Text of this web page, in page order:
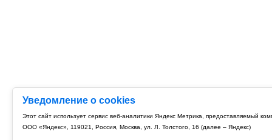
Уведомление о cookies
Этот сайт использует сервис веб-аналитики Яндекс Метрика, предоставляемый
ООО «Яндекс», 119021, Россия, Москва, ул. Л. Толстого, 16 (далее – Яндекс)